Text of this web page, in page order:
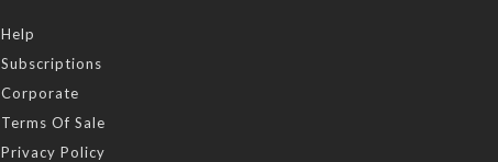
Help
Subscriptions
Corporate
Terms Of Sale
Privacy Policy